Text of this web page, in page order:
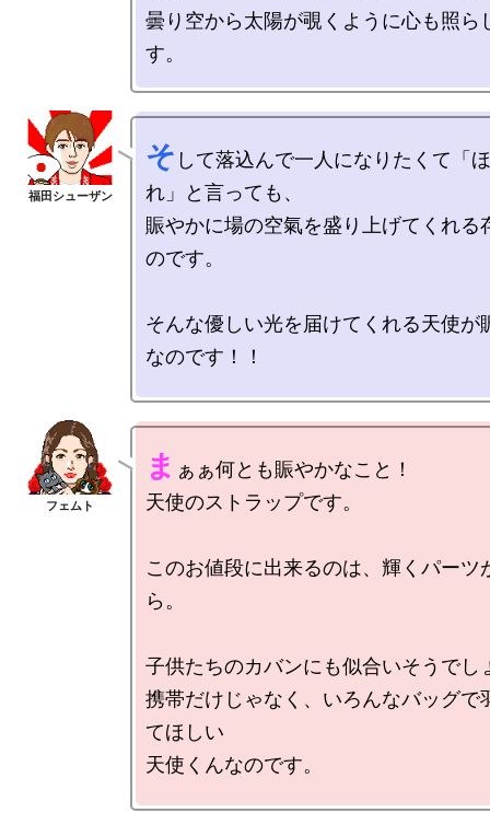
曇り空から太陽が覗くように心も照ら
そ して落込んで一人になりたくて「
れ」と言っても、
賑やかに場の空氣を盛り上げてくれる
のです。
そんな優しい光を届けてくれる天使が
なのです！！
ま ぁぁ何とも賑やかなこと！
天使のストラップです。
このお値段に出来るのは、輝くパーツ
ら。
子供たちのカバンにも似合いそうでし
携帯だけじゃなく、いろんなバッグで
てほしい
天使くんなのです。